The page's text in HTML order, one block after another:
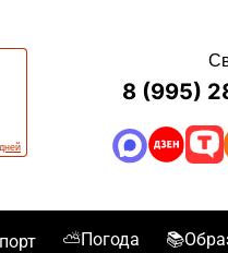
8 (995)
⛅Погода